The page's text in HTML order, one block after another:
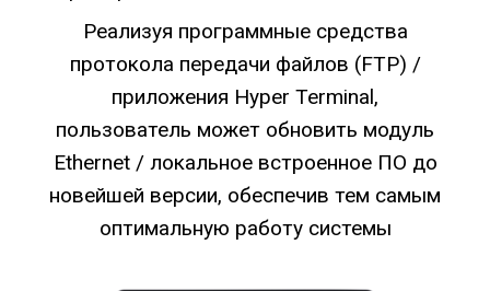
Реализуя программные средства
протокола передачи файлов (FTP) /
приложения Hyper Terminal,
пользователь может обновить модуль
Ethernet / локальное встроенное ПО до
новейшей версии, обеспечив тем самым
оптимальную работу системы